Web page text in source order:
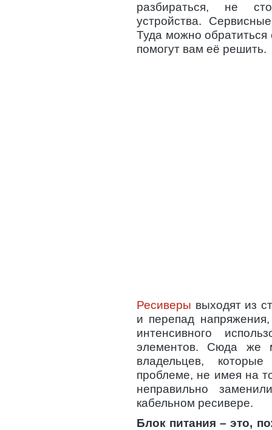
разбираться, не
устройства.
Туда можно
помогут вам её решить.
Ресиверы выходят из
и перепад
интенсивного
элементов. Сюда же
владельцев,
проблеме, не имея на
неправильно
кабельном ресивере.
Блок питания – это,